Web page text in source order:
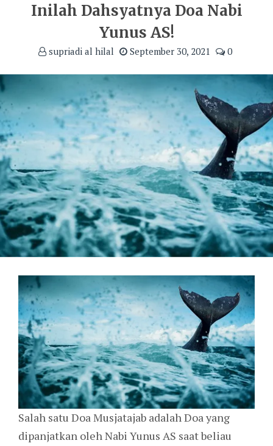
Inilah Dahsyatnya Doa Nabi
Yunus AS!
supriadi al hilal September 30, 2021 0
Salah satu Doa Musjatajab adalah Doa yang
dipanjatkan oleh Nabi Yunus AS saat beliau